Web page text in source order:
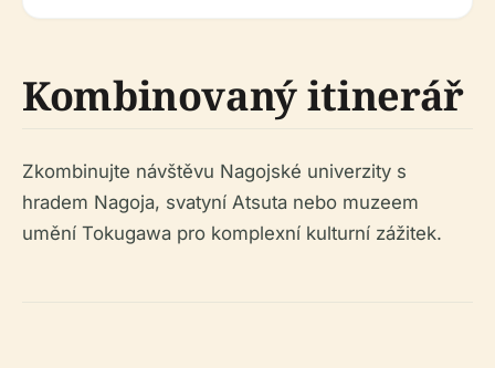
Kombinovaný itinerář
Zkombinujte návštěvu Nagojské univerzity s
hradem Nagoja, svatyní Atsuta nebo muzeem
umění Tokugawa pro komplexní kulturní zážitek.